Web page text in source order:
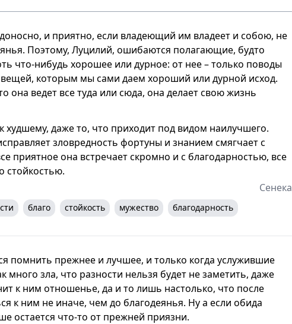
и приятно, если владеющий им владеет и собою, не
Поэтому, Луцилий, ошибаются полагающие, будто
что-нибудь хорошее или дурное: от нее – только поводы
вещей, которым мы сами даем хороший или дурной исход.
она ведет все туда или сюда, она делает свою жизнь
худшему, даже то, что приходит под видом наилучшего.
зловредность фортуны и знанием смягчает с
приятное она встречает скромно и с благодарностью, все
стойкостью.
Сенека
благо стойкость мужество благодарность
помнить прежнее и лучшее, и только когда услужившие
много зла, что разности нельзя будет не заметить, даже
к ним отношенье, да и то лишь настолько, что после
к ним не иначе, чем до благодеянья. Ну а если обида
остается что-то от прежней приязни.